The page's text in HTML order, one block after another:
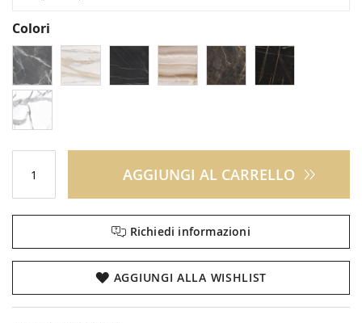
Colori
AGGIUNGI AL CARRELLO
Richiedi informazioni
AGGIUNGI ALLA WISHLIST